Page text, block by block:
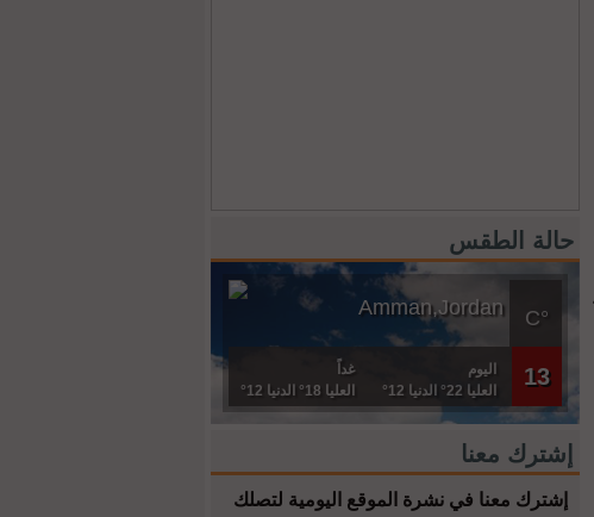
حالة الطقس
°C
Amman,Jordan
13
اليوم
العليا 22° الدنيا 12°
غداً
العليا 18° الدنيا 12°
إشترك معنا
إشترك معنا في نشرة الموقع اليومية لتصلك